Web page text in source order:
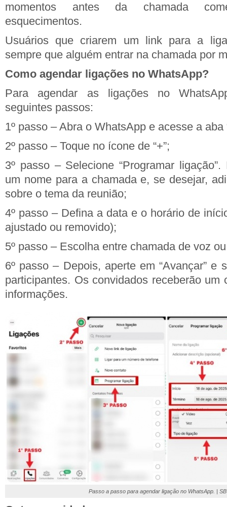
momentos antes da chamada
esquecimentos.
Usuários que criarem um link para a
sempre que alguém entrar na chamada por
Como agendar ligações no WhatsApp?
Para agendar as ligações no
seguintes passos:
1º passo – Abra o WhatsApp e acesse a aba
2º passo – Toque no ícone de “+”;
3º passo – Selecione “Programar
um nome para a chamada e, se desejar,
sobre o tema da reunião;
4º passo – Defina a data e o horário de
ajustado ou removido);
5º passo – Escolha entre chamada de voz
6º passo – Depois, aperte em “Avançar” e
participantes. Os convidados receberão um
informações.
Passo a passo para agendar ligação no WhatsApp. |